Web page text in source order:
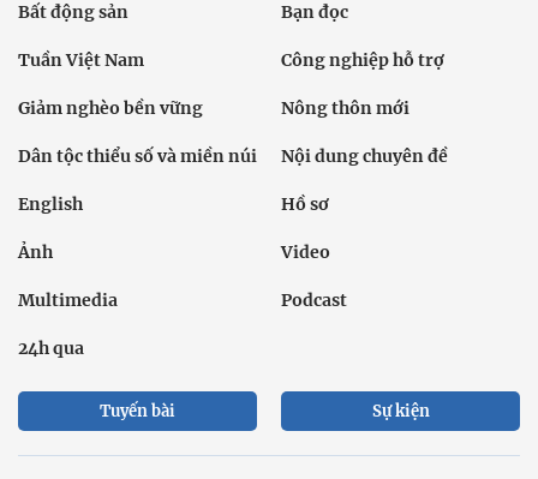
Bất động sản Bạn đọc
Tuần Việt Nam Công nghiệp hỗ trợ
Giảm nghèo bền vững Nông thôn mới
Dân tộc thiểu số và miền núi Nội dung chuyên đề
English Hồ sơ
Ảnh Video
Multimedia Podcast
24h qua
Tuyến bài Sự kiện